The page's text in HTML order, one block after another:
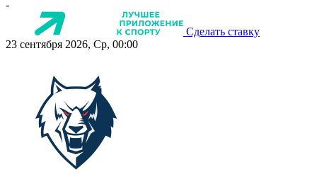
-
Сделать ставку
23 сентября 2026, Ср, 00:00